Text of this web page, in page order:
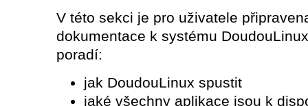
V této sekci je pro uživatele
dokumentace k systému
poradí:
jak DoudouLinux spustit
jaké všechny aplikace jsou k